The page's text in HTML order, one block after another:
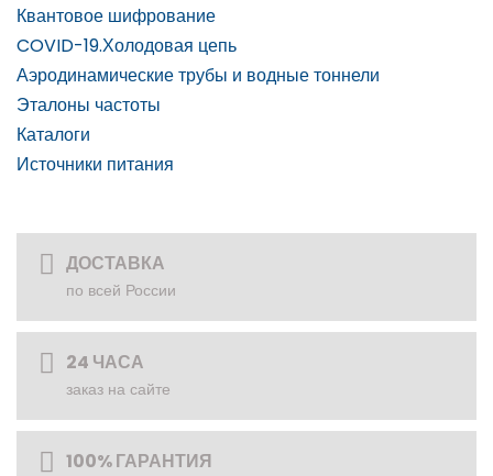
Квантовое шифрование
COVID-19.Холодовая цепь
Аэродинамические трубы и водные тоннели
Эталоны частоты
Каталоги
Источники питания
ДОСТАВКА
по всей России
24 ЧАСА
заказ на сайте
100% ГАРАНТИЯ